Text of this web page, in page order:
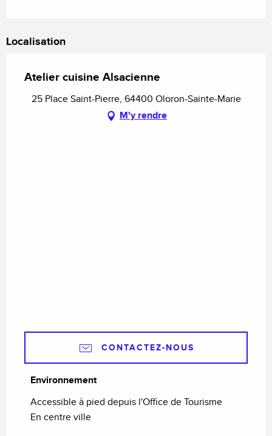
Localisation
Atelier cuisine Alsacienne
25 Place Saint-Pierre, 64400 Oloron-Sainte-Marie
M'y rendre
CONTACTEZ-NOUS
Environnement
Environnement
Accessible à pied depuis l'Office de Tourisme
En centre ville